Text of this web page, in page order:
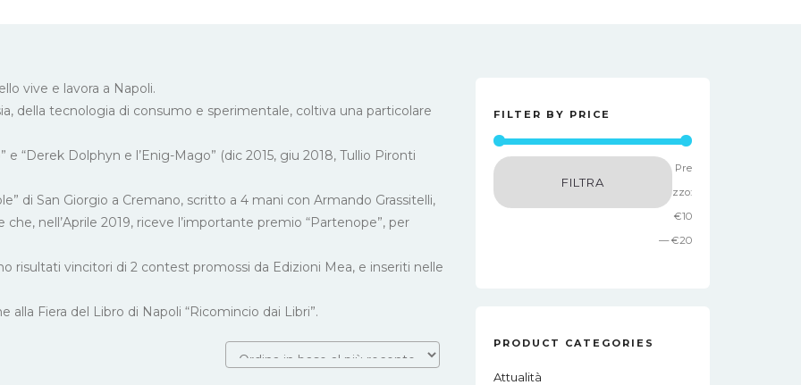
vive e lavora a Napoli.
della tecnologia di consumo e sperimentale, coltiva una particolare
“Derek Dolphyn e l’Enig-Mago” (dic 2015, giu 2018, Tullio Pironti
di San Giorgio a Cremano, scritto a 4 mani con Armando Grassitelli,
nell’Aprile 2019, riceve l’importante premio “Partenope”, per
risultati vincitori di 2 contest promossi da Edizioni Mea, e inseriti nelle
alla Fiera del Libro di Napoli “Ricomincio dai Libri”.
FILTER BY PRICE
Prezzo
Min
Prezzo
Max
FILTRA
Pre
zzo:
€10
—€20
PRODUCT CATEGORIES
Attualità